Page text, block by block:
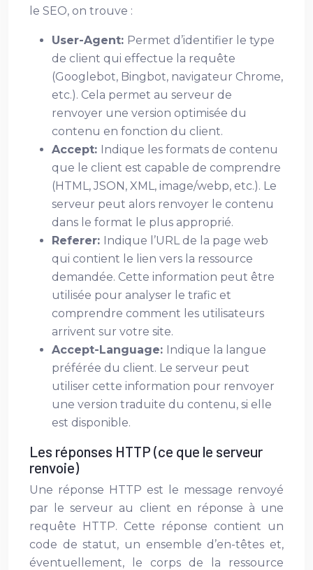
le SEO, on trouve :
User-Agent: Permet d’identifier le type
de client qui effectue la requête
(Googlebot, Bingbot, navigateur Chrome,
etc.). Cela permet au serveur de
renvoyer une version optimisée du
contenu en fonction du client.
Accept: Indique les formats de contenu
que le client est capable de comprendre
(HTML, JSON, XML, image/webp, etc.). Le
serveur peut alors renvoyer le contenu
dans le format le plus approprié.
Referer: Indique l’URL de la page web
qui contient le lien vers la ressource
demandée. Cette information peut être
utilisée pour analyser le trafic et
comprendre comment les utilisateurs
arrivent sur votre site.
Accept-Language: Indique la langue
préférée du client. Le serveur peut
utiliser cette information pour renvoyer
une version traduite du contenu, si elle
est disponible.
Les réponses HTTP (ce que le serveur
renvoie)
Une réponse HTTP est le message renvoyé
par le serveur au client en réponse à une
requête HTTP. Cette réponse contient un
code de statut, un ensemble d’en-têtes et,
éventuellement, le corps de la ressource